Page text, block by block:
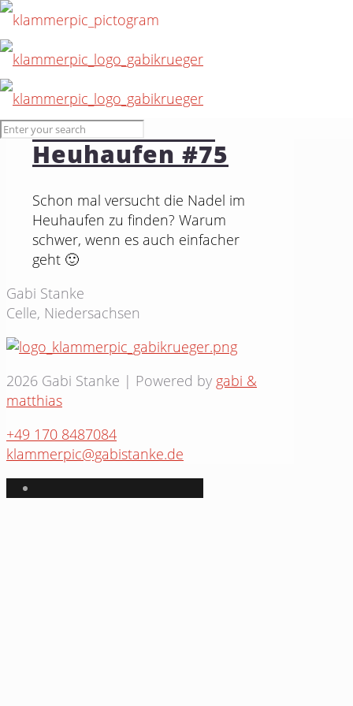
18. August 2015
Die Nadeln im
Heuhaufen #75
Schon mal versucht die Nadel im
Heuhaufen zu finden? Warum
schwer, wenn es auch einfacher
geht 🙂
Gabi Stanke
Celle, Niedersachsen
2026 Gabi Stanke | Powered by gabi &
matthias
+49 170 8487084
klammerpic@gabistanke.de